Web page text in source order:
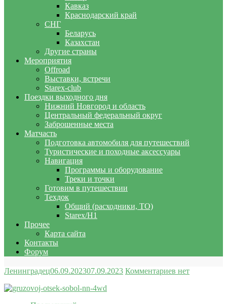
Кавказ
Краснодарский край
СНГ
Беларусь
Казахстан
Другие страны
Мероприятия
Offroad
Выставки, встречи
Starex-club
Поездки выходного дня
Нижний Новгород и область
Центральный федеральный округ
Заброшенные места
Матчасть
Подготовка автомобиля для путешествий
Туристические и походные аксессуары
Навигация
Программы и оборудование
Треки и точки
Готовим в путешествии
Техдок
Общий (расходники, ТО)
Starex/H1
Прочее
Карта сайта
Контакты
Форум
Ленинградец06.09.202307.09.2023 Комментариев нет